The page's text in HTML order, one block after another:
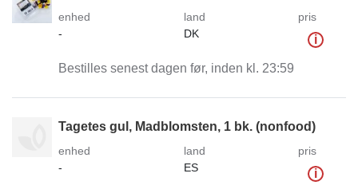
enhed
-
land
DK
pris
i
Bestilles senest dagen før, inden kl. 23:59
Tagetes gul, Madblomsten, 1 bk. (nonfood)
enhed
-
land
ES
pris
i